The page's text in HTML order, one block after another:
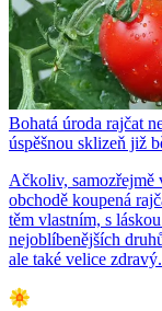
Bohatá úroda rajčat
úspěšnou sklizeň již
Ačkoliv, samozřejmě
obchodě koupená
těm vlastním, s
nejoblíbenějších
ale také velice zdravý.